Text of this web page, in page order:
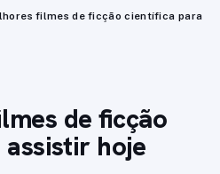
filmes de ficção científica para
de ficção
hoje